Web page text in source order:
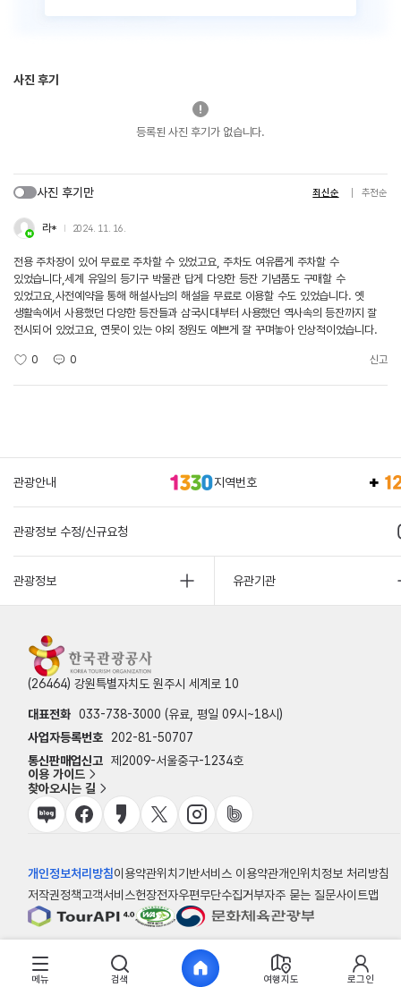
사진 후기
등록된 사진 후기가 없습니다.
사진 후기만 최신순 추천순
라* 2024. 11. 16.
전용 주차장이 있어 무료로 주차할 수 있었고요, 주차도 여유롭게 주차할 수
있었습니다,세계 유일의 등기구 박물관 답게 다양한 등잔 기념품도 구매할 수
있었고요,사전예약을 통해 해설사님의 해설을 무료로 이용할 수도 있었습니다. 옛
생활속에서 사용했던 다양한 등잔들과 삼국시대부터 사용했던 역사속의 등잔까지 잘
전시되어 있었고요, 연못이 있는 야외 정원도 예쁘게 잘 꾸며놓아 인상적이었습니다.
0 0 신고
관광안내 지역번호
관광정보 수정/신규요청
관광정보 유관기관
(26464) 강원특별자치도 원주시 세계로 10
대표전화 033-738-3000 (유료, 평일 09시~18시)
사업자등록번호
202-81-50707
통신판매업신고 제2009-서울중구-1234호
이용 가이드
찾아오시는 길
개인정보처리방침이용약관위치기반서비스 이용약관개인위치정보 처리방침
저작권정책고객서비스헌장전자우편무단수집거부자주 묻는 질문사이트맵
© 한국관광공사
메뉴 검색 여행지도 로그인